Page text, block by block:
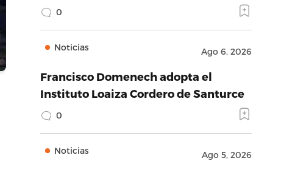
0
Noticias Ago 6, 2026
Francisco Domenech adopta el
Instituto Loaiza Cordero de Santurce
0
Noticias Ago 5, 2026